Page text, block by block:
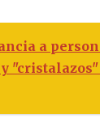
a
"cristalazos"